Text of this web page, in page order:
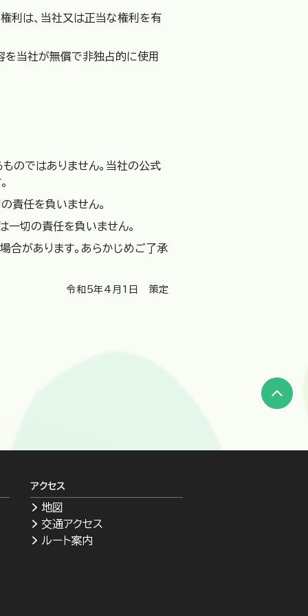
権利は、当社又は正当な権利を有
を当社が無償で非独占的に使用
のではありません。当社の公式
責任を負いません。
一切の責任を負いません。
合があります。あらかじめご了承
令和5年4月1日 策定
アクセス
地図
交通アクセス
ルート案内